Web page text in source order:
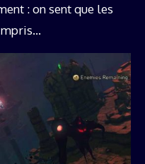
: on sent que les